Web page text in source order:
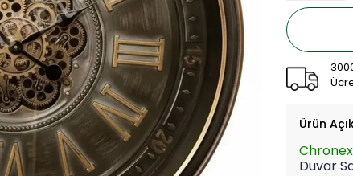
Ürün
Duvar